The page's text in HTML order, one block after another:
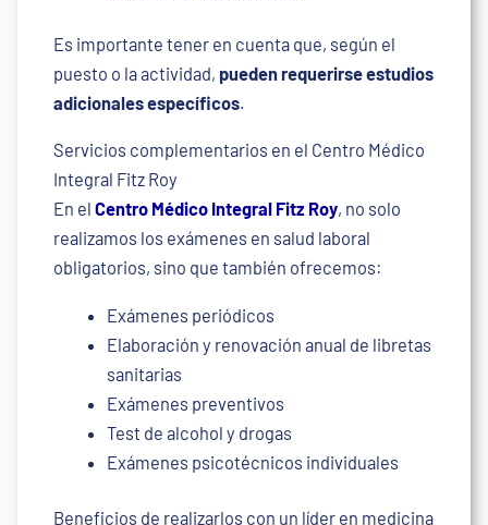
Es importante tener en cuenta que, según el
puesto o la actividad, pueden requerirse estudios
adicionales específicos.
Servicios complementarios en el Centro Médico
Integral Fitz Roy
En elCentro Médico Integral Fitz Roy, no solo
realizamos los exámenes en salud laboral
obligatorios, sino que también ofrecemos:
Exámenes periódicos
Elaboración y renovación anual de libretas
sanitarias
Exámenes preventivos
Test de alcohol y drogas
Exámenes psicotécnicos individuales
Beneficios de realizarlos con un líder en medicina